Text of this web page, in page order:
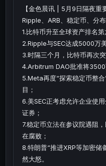
【金色晨讯 | 5月9日隔夜重
Ripple、ARB、稳定币、分
1.比特币升至全球资产排名第
2.Ripple与SEC达成5000万
3.时隔三个月，比特币再次突
4.Arbitrum DAO批准将3500
5.Meta再度“探索稳定币整
目；
6.美SEC正考虑允许企业使
证券；
7.稳定币立法在参议院遇阻
在腐败；
8.特朗普“推进XRP等加密储
然大怒。